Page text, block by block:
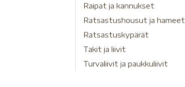
Raipat ja kannukset
Ratsastushousut ja hameet
Ratsastuskypärät
Takit ja liivit
Turvaliivit ja paukkuliivit